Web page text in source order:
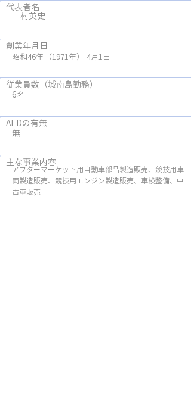
代表者名
創業年月日
従業員数（城南島勤務）
AEDの有無
主な事業内容
中村英史
6名
無
アフターマーケット用自動車部品製造販売、競技用車
両製造販売、競技用エンジン製造販売、車検整備、中
古車販売
昭和46年 （1971年） 4月1日